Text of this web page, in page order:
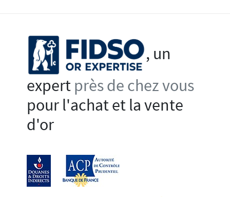
, un
expert près de chez vous
pour l'achat et la vente
d'or